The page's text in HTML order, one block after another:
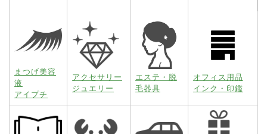
まつげ美容
液
アイプチ
アクセサリー
ジュエリー
エステ・脱
毛器具
オフィス用品
インク・印鑑